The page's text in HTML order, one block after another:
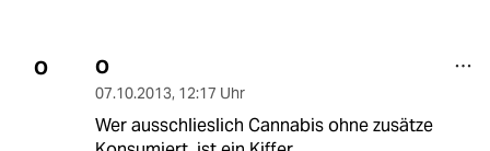
O O
07.10.2013, 12:17 Uhr
Wer ausschlieslich Cannabis ohne zusätze